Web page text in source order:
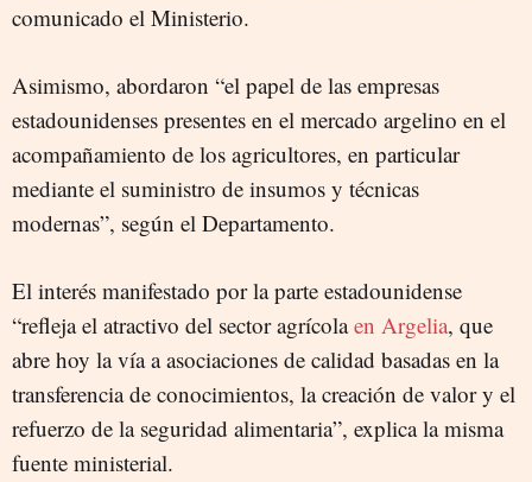
comunicado el Ministerio.
Asimismo, abordaron “el papel de las empresas
estadounidenses presentes en el mercado argelino en el
acompañamiento de los agricultores, en particular
mediante el suministro de insumos y técnicas
modernas”, según el Departamento.
El interés manifestado por la parte estadounidense
“refleja el atractivo del sector agrícolaen Argelia, que
abre hoy la vía a asociaciones de calidad basadas en la
transferencia de conocimientos, la creación de valor y el
refuerzo de la seguridad alimentaria”, explica la misma
fuente ministerial.